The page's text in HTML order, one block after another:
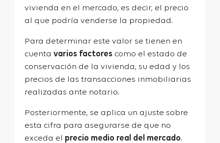
vivienda en el mercado, es decir, el precio
al que podría venderse la propiedad.
Para determinar este valor se tienen en
cuenta varios factores como el estado de
conservación de la vivienda, su edad y los
precios de las transacciones inmobiliarias
realizadas ante notario.
Posteriormente, se aplica un ajuste sobre
esta cifra para asegurarse de que no
exceda el precio medio real del mercado.